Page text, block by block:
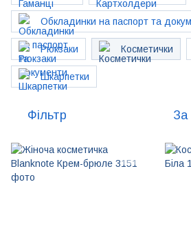
Обкладинки на паспорт та
Рюкзаки Косметички
Шкарпетки
Фільтр За